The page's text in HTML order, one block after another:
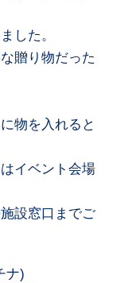
した。
贈り物だった
物を入れると
イベント会場
設窓口までご
ナ)